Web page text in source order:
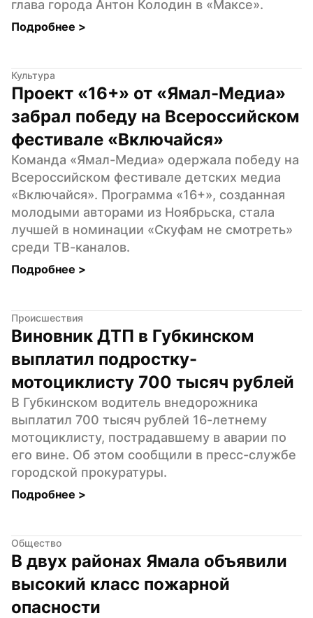
глава города Антон Колодин в «Максе».
Подробнее >
Культура
Проект «16+» от «Ямал-Медиа»
забрал победу на Всероссийском
фестивале «Включайся»
Команда «Ямал-Медиа» одержала победу на
Всероссийском фестивале детских медиа
«Включайся». Программа «16+», созданная
молодыми авторами из Ноябрьска, стала
лучшей в номинации «Скуфам не смотреть»
среди ТВ-каналов.
Подробнее >
Происшествия
Виновник ДТП в Губкинском
выплатил подростку-
мотоциклисту 700 тысяч рублей
В Губкинском водитель внедорожника
выплатил 700 тысяч рублей 16-летнему
мотоциклисту, пострадавшему в аварии по
его вине. Об этом сообщили в пресс-службе
городской прокуратуры.
Подробнее >
Общество
В двух районах Ямала объявили
высокий класс пожарной
опасности